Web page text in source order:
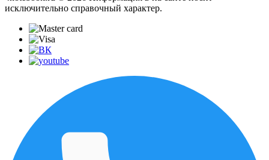
исключительно справочный характер.